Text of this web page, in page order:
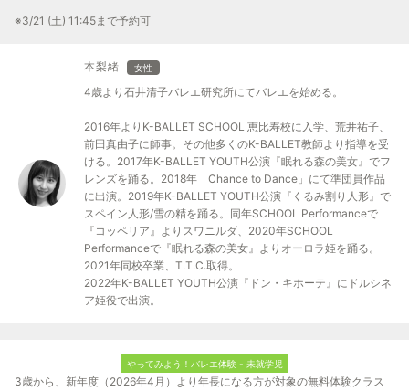
・服装：自由（動きやすい服装でOK）
◆バレエシューズをお持ちでない方には無料レンタルいたしま
※3/21 (土) 11:45まで予約可
本梨緒 女性
4歳より石井清子バレエ研究所にてバレエを始める。
2016年よりK-BALLET SCHOOL 恵比寿校に入学、荒井祐子、
前田真由子に師事。その他多くのK-BALLET教師より指導を受
ける。2017年K-BALLET YOUTH公演『眠れる森の美女』でフ
レンズを踊る。2018年「Chance to Dance」にて準団員作品
に出演。2019年K-BALLET YOUTH公演『くるみ割り人形』で
スペイン人形/雪の精を踊る。同年SCHOOL Performanceで
『コッペリア』よりスワニルダ、2020年SCHOOL
Performanceで『眠れる森の美女』よりオーロラ姫を踊る。
2021年同校卒業、T.T.C.取得。
2022年K-BALLET YOUTH公演『ドン・キホーテ』にドルシネ
ア姫役で出演。
やってみよう！バレエ体験 - 未就学児
3歳から、新年度（2026年4月）より年長になる方が対象の無料体験クラス